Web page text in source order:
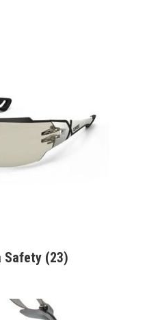
Safety (23)